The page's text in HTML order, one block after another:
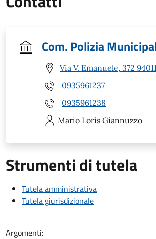
Com. Polizia
Via V. Emanuele, 372
0935961237
0935961238
Mario Loris Giannuzzo
Strumenti di tutela
Tutela amministrativa
Tutela giurisdizionale
Argomenti: